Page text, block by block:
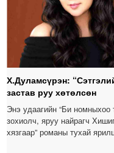
Х.Дуламсүрэн:
застав руу хөтөлсөн
Энэ удаагийн “Би
зохиолч, яруу найрагч
хязгаар” романы тухай